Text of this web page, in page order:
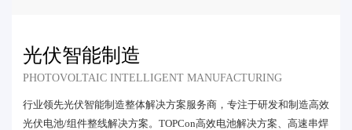
光伏智能制造
PHOTOVOLTAIC INTELLIGENT MANUFACTURING
行业领先光伏智能制造整体解决方案服务商，专注于研发和制造高效
光伏电池/组件整线解决方案。TOPCon高效电池解决方案、高速串焊